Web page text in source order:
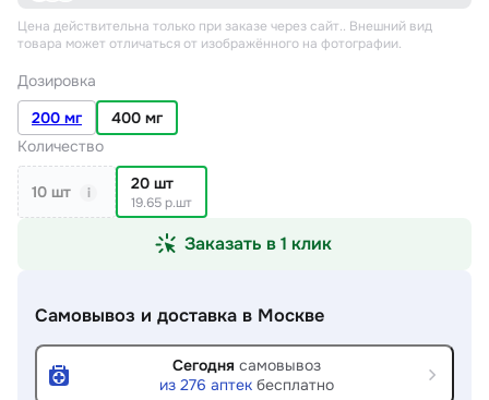
Цена действительна только при заказе через сайт.. Внешний вид
товара может отличаться от изображённого на фотографии.
Дозировка
200 мг
400 мг
Количество
10 шт i 20 шт
19.65 р.шт
Заказать в 1 клик
Самовывоз и доставка в Москве
Сегодня самовывоз
из 276 аптек бесплатно